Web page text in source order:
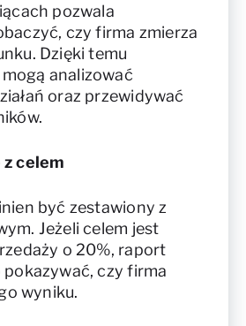
pozwala
czy firma zmierza
Dzięki temu
analizować
oraz przewidywać
celem
być zestawiony z
Jeżeli celem jest
o 20%, raport
czy firma
wyniku.